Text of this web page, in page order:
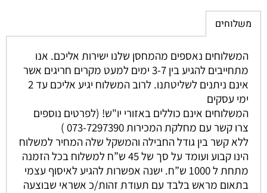
משלוחים
המשלוחים נאספים מהמחסן שלנו ישירות אליכם. אנו
מתחייבים להגיע בין 3-7 ימים למעט מקרים חריגים אשר
אינם ניתנים לשליטתנו. לרוב המשלוח יגיע אליכם עד 2
ימי עסקים
המשלוחים אינם כוללים באזורי יו"ש! (לפרטים נוספים
צרו קשר עם מחלקת המכירות 073-7297390 )
ללא קשר בין גודל החבילה והמשקל שלה המחיר למשלוח
הינו קבוע ועומד על סך של 45 ש”ח למשלוח בכל הזמנה
מתחת ל 1000 ש”ח. ישנה אפשרות להגיע לאיסוף עצמי
בתאום מראש בלבד עם תעודת זהות/כ אשראי שבוצעה